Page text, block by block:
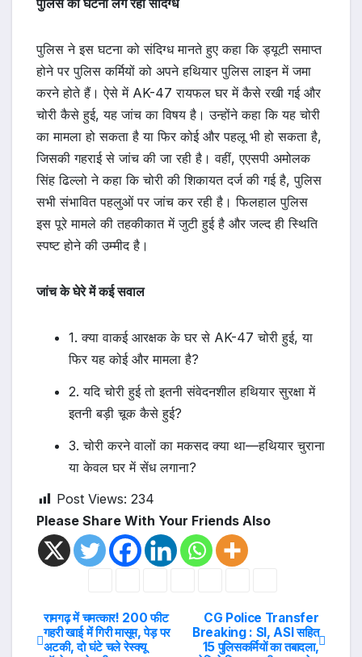
पुलिस को घटना लग रही संदिग्ध
पुलिस ने इस घटना को संदिग्ध मानते हुए कहा कि ड्यूटी समाप्त
होने पर पुलिस कर्मियों को अपने हथियार पुलिस लाइन में जमा
करने होते हैं। ऐसे में AK-47 रायफल घर में कैसे रखी गई और
चोरी कैसे हुई, यह जांच का विषय है। उन्होंने कहा कि यह चोरी
का मामला हो सकता है या फिर कोई और पहलू भी हो सकता है,
जिसकी गहराई से जांच की जा रही है। वहीं, एएसपी अमोलक
सिंह ढिल्लो ने कहा कि चोरी की शिकायत दर्ज की गई है, पुलिस
सभी संभावित पहलुओं पर जांच कर रही है। फिलहाल पुलिस
इस पूरे मामले की तहकीकात में जुटी हुई है और जल्द ही स्थिति
स्पष्ट होने की उम्मीद है।
जांच के घेरे में कई सवाल
1. क्या वाकई आरक्षक के घर से AK-47 चोरी हुई, या
फिर यह कोई और मामला है?
2. यदि चोरी हुई तो इतनी संवेदनशील हथियार सुरक्षा में
इतनी बड़ी चूक कैसे हुई?
3. चोरी करने वालों का मकसद क्या था—हथियार चुराना
या केवल घर में सेंध लगाना?
Post Views: 234
Please Share With Your Friends Also
Post
CG Police Transfer
Breaking : SI, ASI सहित
15 पुलिसकर्मियों का तबादला,
रामगढ़ में चमत्कार! 200 फीट
गहरी खाई में गिरी मासूम, पेड़ पर
अटकी, दो घंटे चले रेस्क्यू